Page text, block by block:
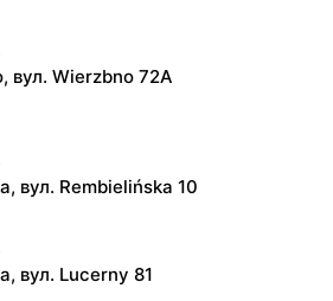
вул. Wierzbno 72A
вул. Rembielińska 10
вул. Lucerny 81